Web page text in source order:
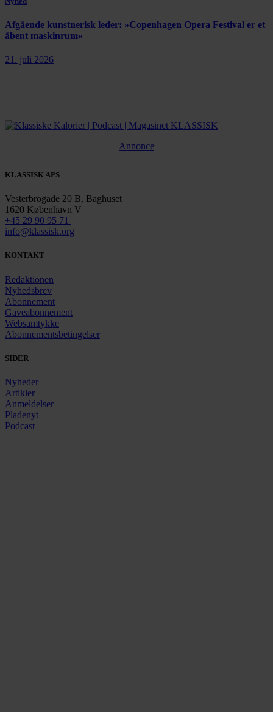
Afgående kunstnerisk leder: »Copenhagen Opera Festival er et
åbent maskinrum«
21. juli 2026
Annonce
KLASSISK APS
Vesterbrogade 20 B, Baghuset
1620 København V
+45 29 90 95 71
info@klassisk.org
KONTAKT
Redaktionen
Nyhedsbrev
Abonnement
Gaveabonnement
Websamtykke
Abonnementsbetingelser
SIDER
Nyheder
Artikler
Anmeldelser
Pladenyt
Podcast